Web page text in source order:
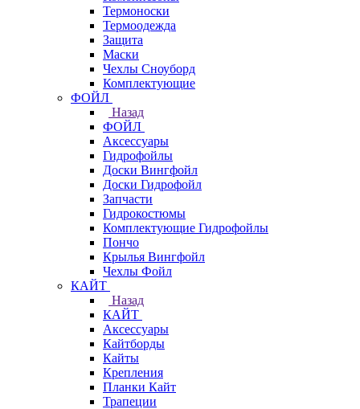
Термоноски
Термоодежда
Защита
Маски
Чехлы Сноуборд
Комплектующие
ФОЙЛ
Назад
ФОЙЛ
Аксессуары
Гидрофойлы
Доски Вингфойл
Доски Гидрофойл
Запчасти
Гидрокостюмы
Комплектующие Гидрофойлы
Пончо
Крылья Вингфойл
Чехлы Фойл
КАЙТ
Назад
КАЙТ
Аксессуары
Кайтборды
Кайты
Крепления
Планки Кайт
Трапеции